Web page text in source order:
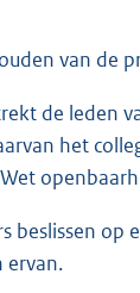
van de
de leden
het
beslissen
ervan.